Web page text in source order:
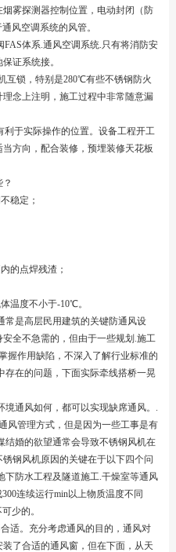
雾探测器控制位置，电动封闭（防
风空调系统的风管。
体系.通风空调系统.只有将消防安
证系统接。
互锁，特别是280℃有些不锈钢防火
念上注明，施工过程中非常随意漏
于实际操作的位置。设备工程开工
方向，配合装修，预埋装修天花板
稳定；
的点焊残渣；
温度不小于-10℃。
常是高层民用建筑的关键防通风设
全不急需的，但由于一些规划.施工
握作用缺陷，不深入了解行业标准的
存在的问题，下面实际牵线搭桥一晃
通风如何，都可以实现缺席通风。.
风管理方式，但是因为一些工事是有
结婚的欲望通常会导致不锈钢风机在
钢风机原因的关键在于以下四个问
下防水工程及隧道施工.干燥室等通风
连续运行min以上物质温度不同
少的。
适。充分考虑通风的目的，通风对
了合适的通风窗，但在下面，从天